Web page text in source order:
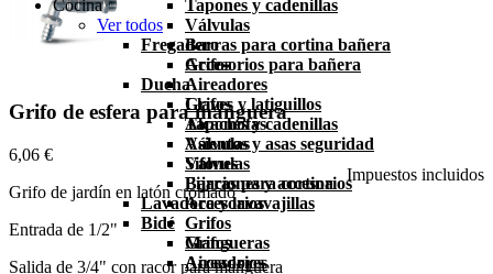
Tapones y cadenillas
Válvulas
Barras para cortina bañera
Accesorios para bañera
Ducha
Grifos
Alcachofas
Asientos y asas seguridad
Válvulas
Barras para cortina
Accesorios
Bidé
Grifos
Aireadores
Cocina
Ver todos
Fregadero
Grifos
Aireadores
Llaves y latiguillos
Tapones y cadenillas
Válvulas
Sifones
Fijaciones y accesorios
Lavadora y lavavajillas
Grifos
Mangueras
Accesorios
Grifo de esfera para manguera
6,06 €
Impuestos incluidos
Grifo de jardín en latón cromado
Entrada de 1/2"
Salida de 3/4" con racor para manguera